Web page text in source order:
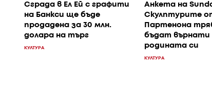
Сграда в Ел Ей с графити
на Банкси ще бъде
продадена за 30 млн.
долара на търг
КУЛТУРА
Анкета на
Скулптурите
Партенона
бъдат върнати
родината си
КУЛТУРА